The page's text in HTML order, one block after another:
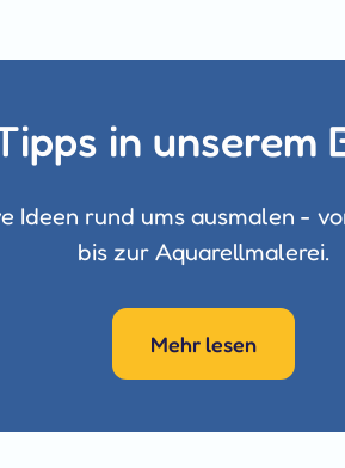
in unserem
Ideen rund ums ausmalen -
bis zur Aquarellmalerei.
Mehr lesen